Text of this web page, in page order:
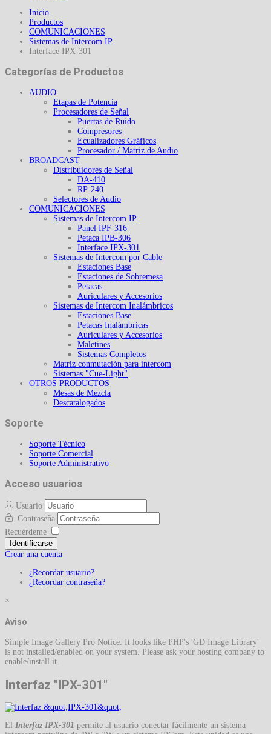
Inicio
Productos
COMUNICACIONES
Sistemas de Intercom IP
Interface IPX-301
Categorías de Productos
AUDIO
Etapas de Potencia
Procesadores de Señal
Puertas de Ruido
Compresores
Ecualizadores Gráficos
Procesador / Matriz de Audio
BROADCAST
Distribuidores de Señal
DA-410
RP-240
Selectores de Audio
COMUNICACIONES
Sistemas de Intercom IP
Panel IPF-316
Petaca IPB-306
Interface IPX-301
Sistemas de Intercom por Cable
Estaciones Base
Estaciones de Sobremesa
Petacas
Auriculares y Accesorios
Sistemas de Intercom Inalámbricos
Estaciones Base
Petacas Inalámbricas
Auriculares y Accesorios
Maletines
Sistemas Completos
Matriz conmutación para intercom
Sistemas "Cue-Light"
OTROS PRODUCTOS
Mesas de Mezcla
Descatalogados
Soporte
Soporte Técnico
Soporte Comercial
Soporte Administrativo
Acceso usuarios
Usuario
Contraseña
Recuérdeme
Identificarse
Crear una cuenta
¿Recordar usuario?
¿Recordar contraseña?
×
Aviso
Simple Image Gallery Pro Notice: It looks like PHP's 'GD Image Library'
is not installed/enabled on your system. Please ask your hosting company to
enable/install it.
Interfaz "IPX-301"
El Interfaz IPX-301 permite al usuario conectar fácilmente un sistema